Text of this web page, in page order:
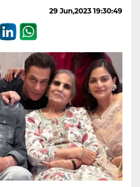
29 Jun,2023 19:30:49